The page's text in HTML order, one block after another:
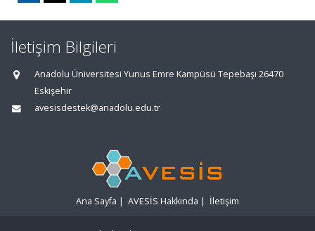
İletişim Bilgileri
Anadolu Üniversitesi Yunus Emre Kampüsü Tepebaşı 26470
Eskişehir
avesisdestek@anadolu.edu.tr
Ana Sayfa | AVESİS Hakkında | İletişim